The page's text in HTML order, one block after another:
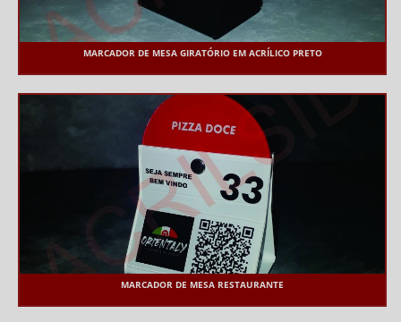
MARCADOR DE MESA GIRATÓRIO EM ACRÍLICO PRETO
MARCADOR DE MESA RESTAURANTE